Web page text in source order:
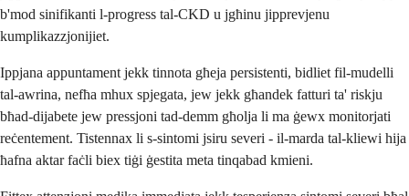
b'mod sinifikanti l-progress tal-CKD u jgħinu jipprevjenu
kumplikazzjonijiet.
Ippjana appuntament jekk tinnota għeja persistenti, bidliet fil-mudelli
tal-awrina, nefħa mhux spjegata, jew jekk għandek fatturi ta' riskju
bħad-dijabete jew pressjoni tad-demm għolja li ma ġewx monitorjati
reċentement. Tistennax li s-sintomi jsiru severi - il-marda tal-kliewi hija
ħafna aktar faċli biex tiġi ġestita meta tinqabad kmieni.